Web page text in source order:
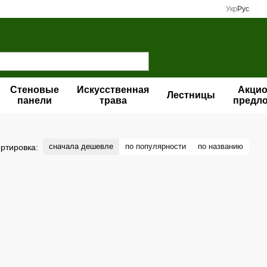
Укр Рус
Стеновые
панели
Искусственная
трава
Лестницы
сначала дешевле по популярности по названию